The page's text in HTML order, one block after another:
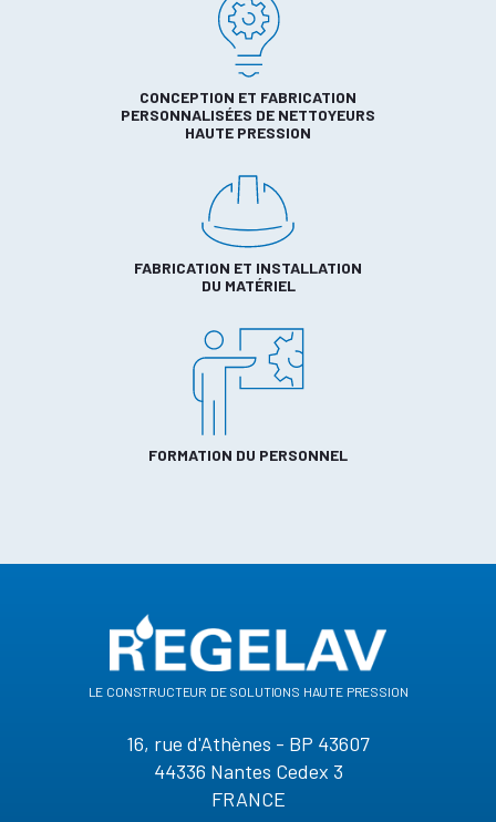
CONCEPTION ET FABRICATION
PERSONNALISÉES DE NETTOYEURS
HAUTE PRESSION
FABRICATION ET INSTALLATION
DU MATÉRIEL
FORMATION DU PERSONNEL
le constructeur de solutions haute pression
16, rue d'Athènes - BP 43607
44336 Nantes Cedex 3
FRANCE